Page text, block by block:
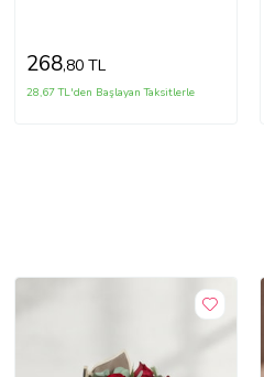
268,80 TL
28,67 TL'den Başlayan Taksitlerle